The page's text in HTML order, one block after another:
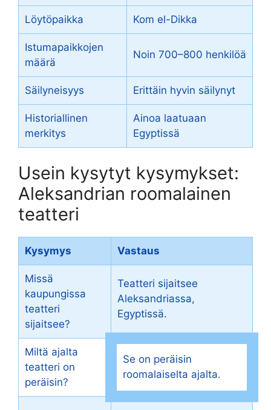
Löytöpaikka Kom el-Dikka
Istumapaikkojen
määrä
Noin 700–800 henkilöä
Säilyneisyys Erittäin hyvin säilynyt
Historiallinen
merkitys
Ainoa laatuaan
Egyptissä
Usein kysytyt kysymykset:
Aleksandrian roomalainen
teatteri
Kysymys Vastaus
Missä
kaupungissa
teatteri
sijaitsee?
Teatteri sijaitsee
Aleksandriassa,
Egyptissä.
Miltä ajalta
teatteri on
peräisin?
Se on peräisin
roomalaiselta ajalta.